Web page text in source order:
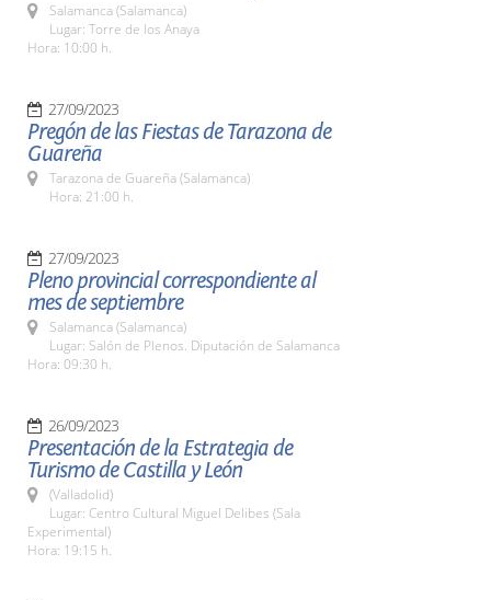
Salamanca (Salamanca)
Lugar: Torre de los Anaya
Hora: 10:00 h.
27/09/2023
Pregón de las Fiestas de Tarazona de
Guareña
Tarazona de Guareña (Salamanca)
Hora: 21:00 h.
27/09/2023
Pleno provincial correspondiente al
mes de septiembre
Salamanca (Salamanca)
Lugar: Salón de Plenos. Diputación de Salamanca
Hora: 09:30 h.
26/09/2023
Presentación de la Estrategia de
Turismo de Castilla y León
(Valladolid)
Lugar: Centro Cultural Miguel Delibes (Sala
Experimental)
Hora: 19:15 h.